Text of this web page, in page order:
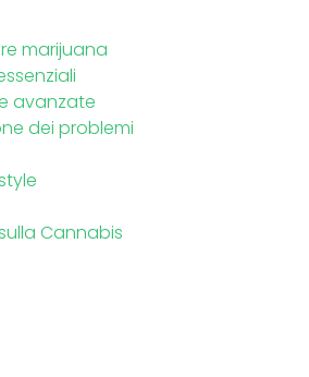
marijuana
avanzate
dei problemi
Cannabis